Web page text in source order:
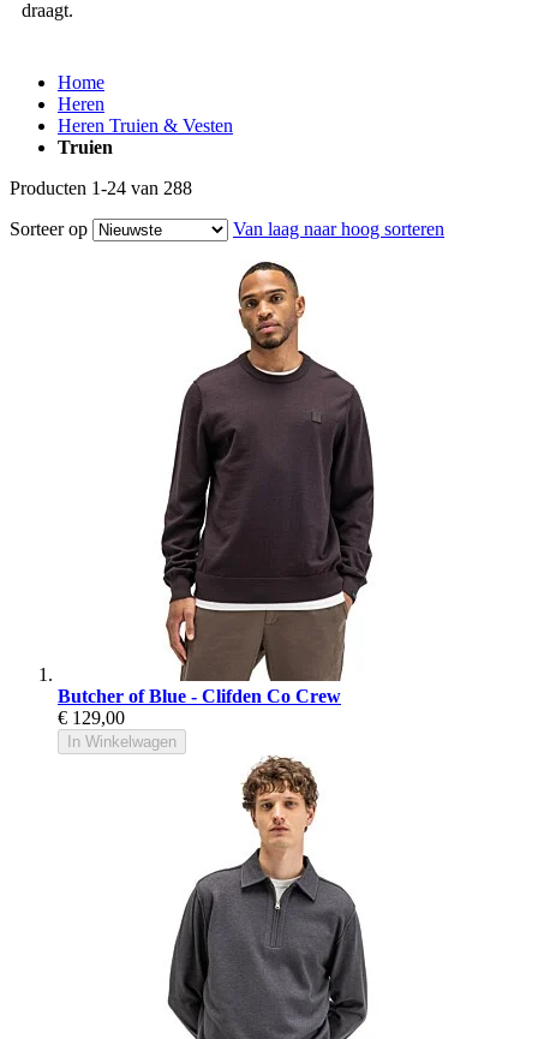
draagt.
Home
Heren
Heren Truien & Vesten
Truien
Producten 1-24 van 288
Sorteer op
Van laag naar hoog sorteren
Butcher of Blue - Clifden Co Crew
€ 129,00
In Winkelwagen